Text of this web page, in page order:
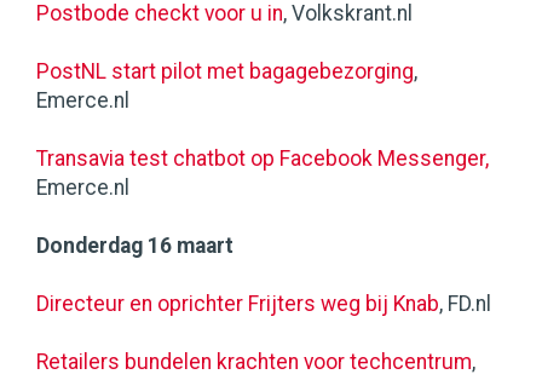
Postbode checkt voor u in, Volkskrant.nl
PostNL start pilot met bagagebezorging,
Emerce.nl
Transavia test chatbot op Facebook Messenger,
Emerce.nl
Donderdag 16 maart
Directeur en oprichter Frijters weg bij Knab, FD.nl
Retailers bundelen krachten voor techcentrum,